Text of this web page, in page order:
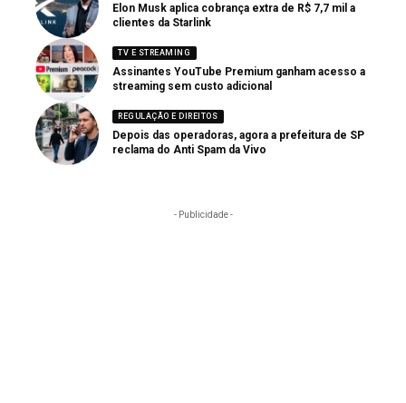
Elon Musk aplica cobrança extra de R$ 7,7 mil a
clientes da Starlink
TV E STREAMING
Assinantes YouTube Premium ganham acesso a
streaming sem custo adicional
REGULAÇÃO E DIREITOS
Depois das operadoras, agora a prefeitura de SP
reclama do Anti Spam da Vivo
- Publicidade -